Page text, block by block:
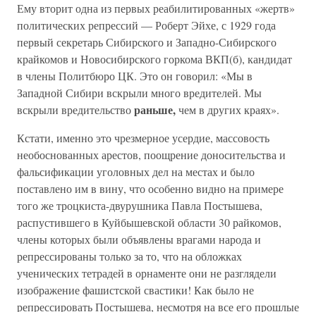
Ему вторит одна из первых реабилитированных «жертв»
политических репрессий — Роберт Эйхе, с 1929 года
первый секретарь Сибирского и Западно-Сибирского
крайкомов и Новосибирского горкома ВКП(б), кандидат
в члены Политбюро ЦК. Это он говорил: «Мы в
Западной Сибири вскрыли много вредителей. Мы
вскрыли вредительствораньше,чем в других краях».
Кстати, именно это чрезмерное усердие, массовость
необоснованных арестов, поощрение доносительства и
фальсификации уголовных дел на местах и было
поставлено им в вину, что особенно видно на примере
того же троцкиста-двурушника Павла Постышева,
распустившего в Куйбышевской области 30 райкомов,
члены которых были объявлены врагами народа и
репрессированы только за то, что на обложках
ученических тетрадей в орнаменте они не разглядели
изображение фашистской свастики! Как было не
репрессировать Постышева, несмотря на все его прошлые